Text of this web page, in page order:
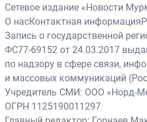
Сетевое издание «Новости
О насКонтактная информация
Запись о государственной
ФС77-69152 от 24.03.2017
по надзору в сфере связи,
и массовых коммуникаций
Учредитель СМИ: ООО «Норд-
ОГРН 1125190011297